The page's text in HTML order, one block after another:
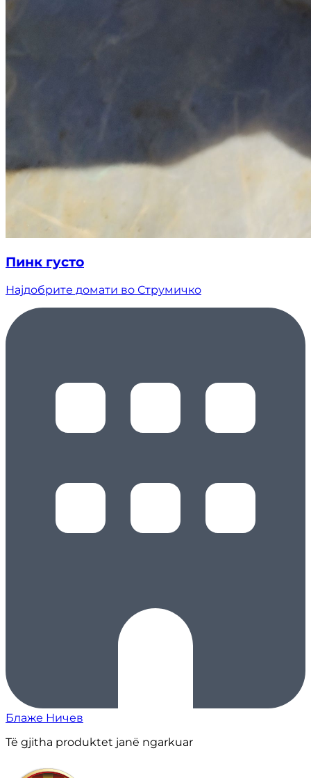
Пинк густо
Најдобрите домати во Струмичко
Блаже Ничев
Të gjitha produktet janë ngarkuar